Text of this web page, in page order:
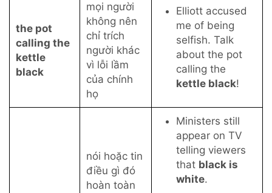
the pot
calling the
kettle
black
mọi người
không nên
chỉ trích
người khác
vì lỗi lầm
của chính
họ
Elliott accused
me of being
selfish. Talk
about the pot
calling the
kettle black!
nói hoặc tin
điều gì đó
hoàn toàn
Ministers still
appear on TV
telling viewers
that black is
white.